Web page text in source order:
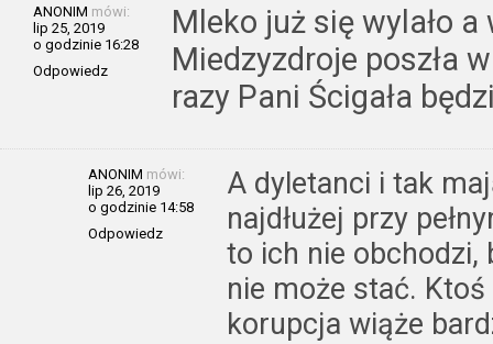
ANONIM mówi:
lip 25, 2019
o godzinie 16:28
Odpowiedz
Mleko już się wylało
Miedzyzdroje poszła
razy Pani Ścigała
ANONIM mówi:
lip 26, 2019
o godzinie 14:58
Odpowiedz
A dyletanci i tak
najdłużej przy
to ich nie obchodzi,
nie może stać. Ktoś
korupcja wiąże